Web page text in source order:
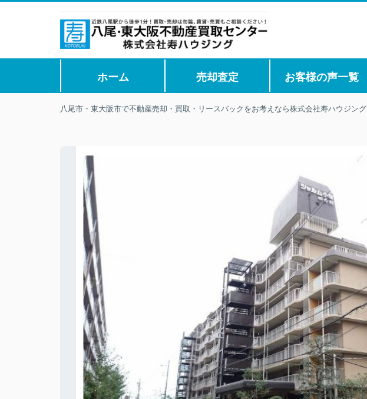
ホーム 売却査定 お客様の声一覧
八尾市・東大阪市で不動産売却・買取・リースバックをお考えなら株式会社寿ハウジング